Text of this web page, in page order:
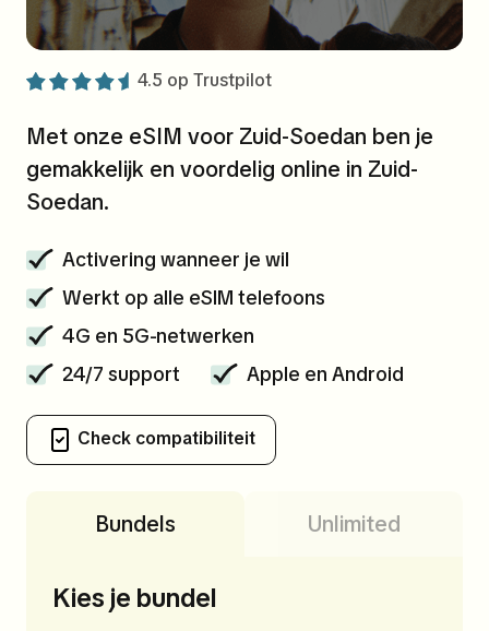
4.5 op Trustpilot
Met onze eSIM voor Zuid-Soedan ben je
gemakkelijk en voordelig online in Zuid-
Soedan.
Activering wanneer je wil
Werkt op alle eSIM telefoons
4G en 5G-netwerken
24/7 support
Apple en Android
Check compatibiliteit
Bundels Unlimited
Kies je bundel